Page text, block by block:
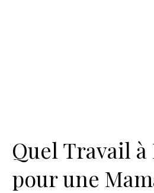
Quel Travail
pour une